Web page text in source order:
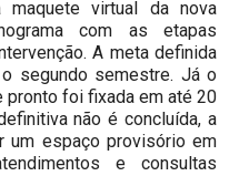
virtual da nova
com as etapas
A meta definida
segundo semestre. Já o
pronto foi fixada em até 20
não é concluída, a
um espaço provisório em
e consultas